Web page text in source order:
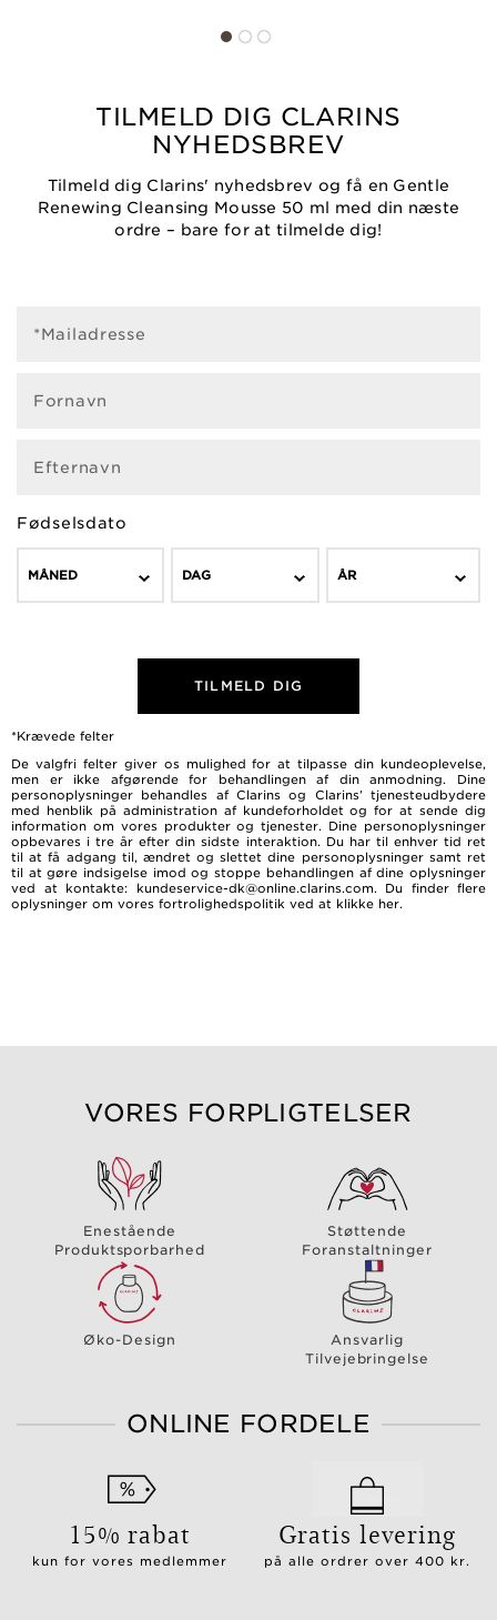
TILMELD DIG CLARINS
NYHEDSBREV
Tilmeld dig Clarins' nyhedsbrev og få en Gentle
Renewing Cleansing Mousse 50 ml med din næste
ordre – bare for at tilmelde dig!
*Mailadresse
Fornavn
Efternavn
Fødselsdato
MÅNED DAG ÅR
TILMELD DIG
*Krævede felter
De valgfri felter giver os mulighed for at tilpasse din kundeoplevelse,
men er ikke afgørende for behandlingen af ​​din anmodning. Dine
personoplysninger behandles af Clarins og Clarins’ tjenesteudbydere
med henblik på administration af kundeforholdet og for at sende dig
information om vores produkter og tjenester. Dine personoplysninger
opbevares i tre år efter din sidste interaktion. Du har til enhver tid ret
til at få adgang til, ændret og slettet dine personoplysninger samt ret
til at gøre indsigelse imod og stoppe behandlingen af dine oplysninger
ved at kontakte: kundeservice-dk@online.clarins.com. Du finder flere
oplysninger om vores fortrolighedspolitik ved at klikke her.
VORES FORPLIGTELSER
Enestående
Produktsporbarhed
Støttende
Foranstaltninger
Øko-Design
Ansvarlig
Tilvejebringelse
ONLINE FORDELE
15% rabat
kun for vores medlemmer
Gratis levering
på alle ordrer over 400 kr.